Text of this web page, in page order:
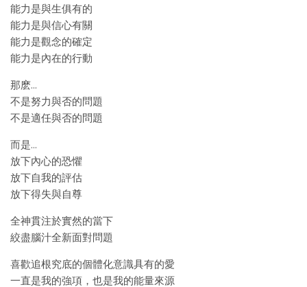
能力是與生俱有的
能力是與信心有關
能力是觀念的確定
能力是內在的行動
那麽…
不是努力與否的問題
不是適任與否的問題
而是…
放下內心的恐懼
放下自我的評估
放下得失與自尊
全神貫注於實然的當下
絞盡腦汁全新面對問題
喜歡追根究底的個體化意識具有的愛
一直是我的強項，也是我的能量來源